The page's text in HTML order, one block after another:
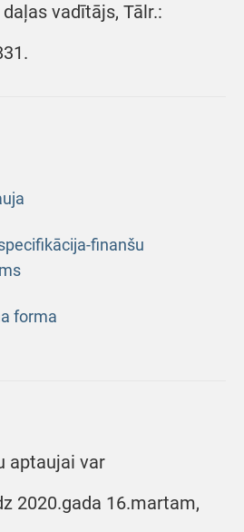
vadītājs, Tālr.:
finanšu
forma
aptaujai var
2020.gada 16.martam,